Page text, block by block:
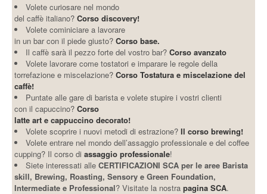
Volete curiosare nel mondo
del caffè italiano? Corso discovery!
Volete cominiciare a lavorare
in un bar con il piede giusto? Corso base.
Il caffè sarà il pezzo forte del vostro bar?Corso avanzato
Volete lavorare come tostatori e imparare le regole della
torrefazione e miscelazione?Corso Tostatura e miscelazione del
caffè!
Puntate alle gare di barista e volete stupire i vostri clienti
con il capuccino?Corso
latte art e cappuccino decorato!
Volete scoprire i nuovi metodi di estrazione?Il corso brewing!
Volete entrare nel mondo dell’assaggio professionale e del coffee
cupping? Il corso diassaggio professionale!
Siete interessati alleCERTIFICAZIONI SCA per le aree Barista
skill, Brewing, Roasting, Sensory e Green Foundation,
Intermediate e Professional? Visitate la nostrapagina SCA.